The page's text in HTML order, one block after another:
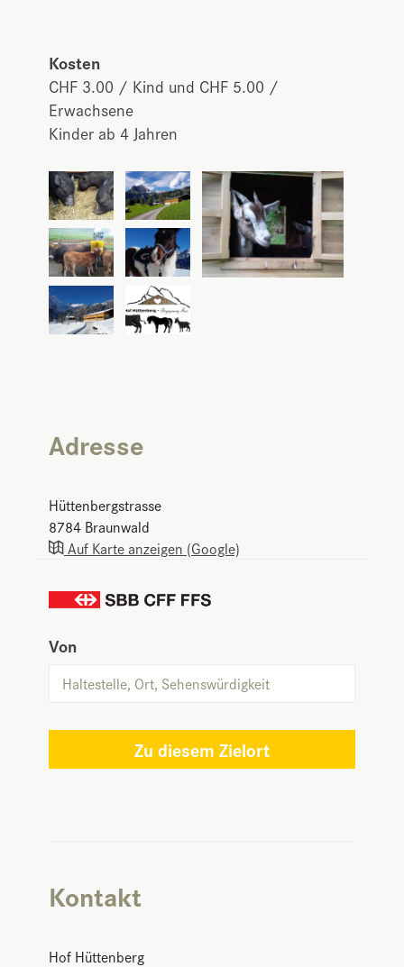
Kosten
CHF 3.00 / Kind und CHF 5.00 /
Erwachsene
Kinder ab 4 Jahren
Adresse
Hüttenbergstrasse
8784 Braunwald
Auf Karte anzeigen (Google)
Von
Zu diesem Zielort
Kontakt
Hof Hüttenberg